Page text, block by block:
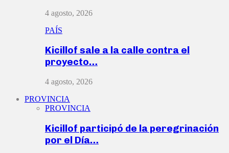
4 agosto, 2026
PAÍS
Kicillof sale a la calle contra el
proyecto…
4 agosto, 2026
PROVINCIA
PROVINCIA
Kicillof participó de la peregrinación
por el Día…